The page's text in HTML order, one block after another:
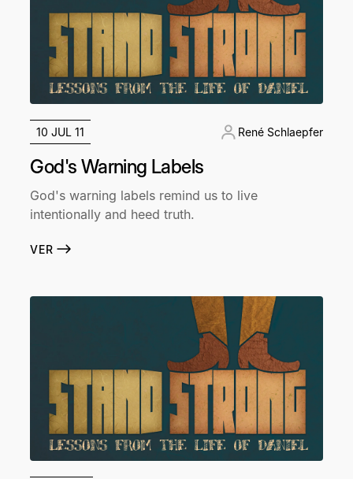
10 JUL 11 René Schlaepfer
God's Warning Labels
God's warning labels remind us to live
intentionally and heed truth.
VER